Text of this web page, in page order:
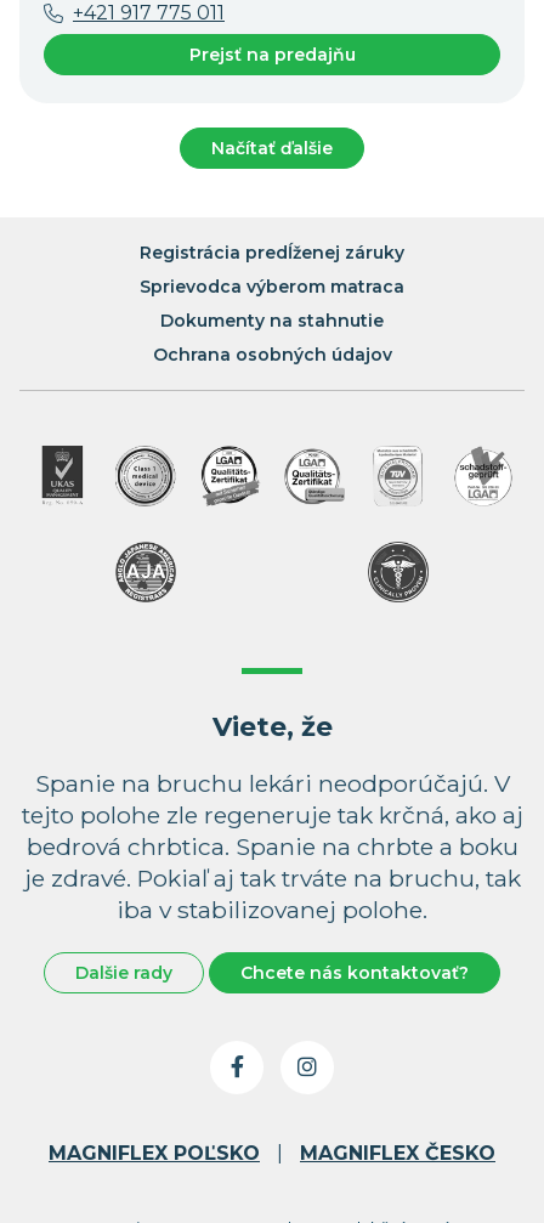
+421 917 775 011
Prejsť na predajňu
Načítať ďalšie
Registrácia predĺženej záruky
Sprievodca výberom matraca
Dokumenty na stahnutie
Ochrana osobných údajov
Viete, že
Spanie na bruchu lekári neodporúčajú. V
tejto polohe zle regeneruje tak krčná, ako aj
bedrová chrbtica. Spanie na chrbte a boku
je zdravé. Pokiaľ aj tak trváte na bruchu, tak
iba v stabilizovanej polohe.
Dalšie rady Chcete nás kontaktovať?
MAGNIFLEX POĽSKO MAGNIFLEX ČESKO